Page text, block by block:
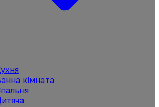
кімната